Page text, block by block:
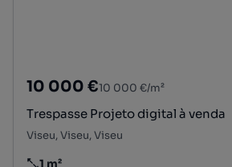
10 000 €10 000 €/m²
Trespasse Projeto digital à venda
Viseu, Viseu, Viseu
1 m²